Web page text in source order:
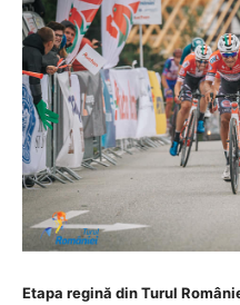
Etapa regină din Turul